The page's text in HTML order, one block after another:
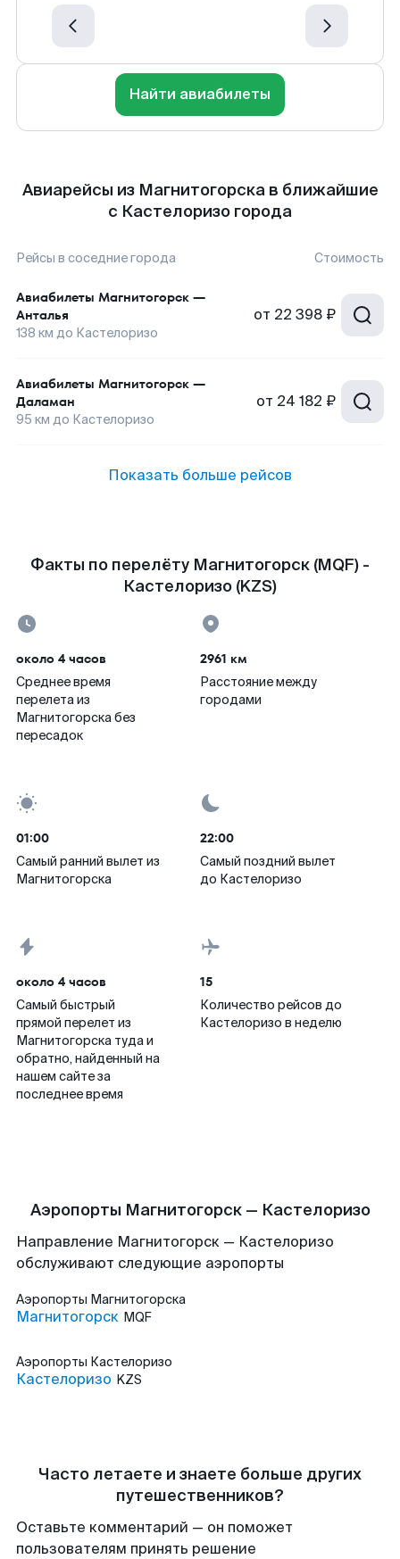
Найти авиабилеты
Авиарейсы из Магнитогорска в ближайшие
с Кастелоризо города
Рейсы в соседние города Стоимость
Авиабилеты Магнитогорск —
Анталья
138 км до Кастелоризо
от 22 398 ₽
Авиабилеты Магнитогорск —
Даламан
95 км до Кастелоризо
от 24 182 ₽
Показать больше рейсов
Факты по перелёту Магнитогорск (MQF) -
Кастелоризо (KZS)
около 4 часов
Среднее время
перелета из
Магнитогорска без
пересадок
2961 км
Расстояние между
городами
01:00
Самый ранний вылет из
Магнитогорска
22:00
Самый поздний вылет
до Кастелоризо
около 4 часов
Самый быстрый
прямой перелет из
Магнитогорска туда и
обратно, найденный на
нашем сайте за
последнее время
15
Количество рейсов до
Кастелоризо в неделю
Аэропорты Магнитогорск — Кастелоризо
Направление Магнитогорск — Кастелоризо
обслуживают следующие аэропорты
Аэропорты Магнитогорска
Магнитогорск MQF
Аэропорты Кастелоризо
Кастелоризо KZS
Часто летаете и знаете больше других
путешественников?
Оставьте комментарий — он поможет
пользователям принять решение